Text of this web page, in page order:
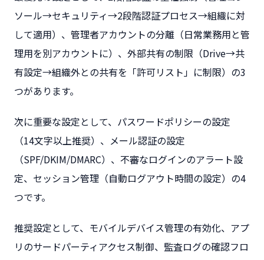
ソール→セキュリティ→2段階認証プロセス→組織に対
して適用）、管理者アカウントの分離（日常業務用と管
理用を別アカウントに）、外部共有の制限（Drive→共
有設定→組織外との共有を「許可リスト」に制限）の3
つがあります。
次に重要な設定として、パスワードポリシーの設定
（14文字以上推奨）、メール認証の設定
（SPF/DKIM/DMARC）、不審なログインのアラート設
定、セッション管理（自動ログアウト時間の設定）の4
つです。
推奨設定として、モバイルデバイス管理の有効化、アプ
リのサードパーティアクセス制御、監査ログの確認フロ